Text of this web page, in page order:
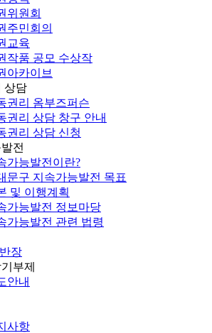
위원회
주민회의
교육
작품 공모 수상작
아카이브
상담
권리 옴부즈퍼슨
권리 상담 창구 안내
권리 상담 신청
전
가능발전이란?
문구 지속가능발전 목표
및 이행계획
가능발전 정보마당
가능발전 관련 법령
장
부제
안내
사항